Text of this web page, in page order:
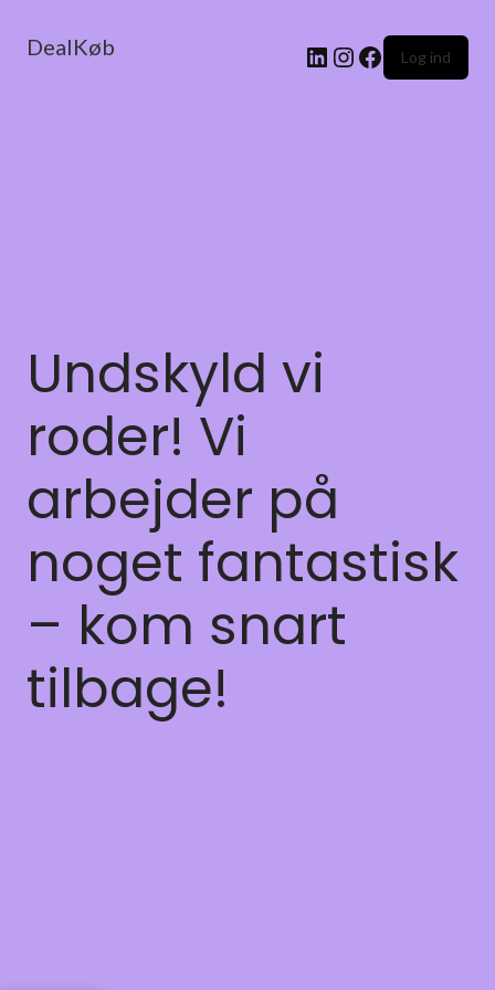
DealKøb Log ind
Undskyld vi
roder! Vi
arbejder på
noget fantastisk
– kom snart
tilbage!